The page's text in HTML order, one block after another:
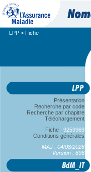
LPP > Fiche
Présentation
Recherche par code
Recherche par chapitre
Téléchargement
Fiche : 9259969
Conditions générales
MAJ : 04/08/2026
Version : 896